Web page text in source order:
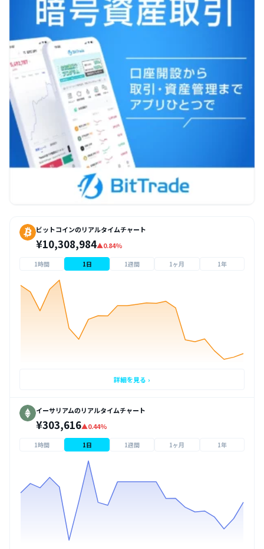
ビットコインのリアルタイムチャート
¥10,308,984▲0.84%
1時間 1日 1週間 1ヶ月 1年
詳細を見る ›
イーサリアムのリアルタイムチャート
¥303,616▲0.44%
1時間 1日 1週間 1ヶ月 1年